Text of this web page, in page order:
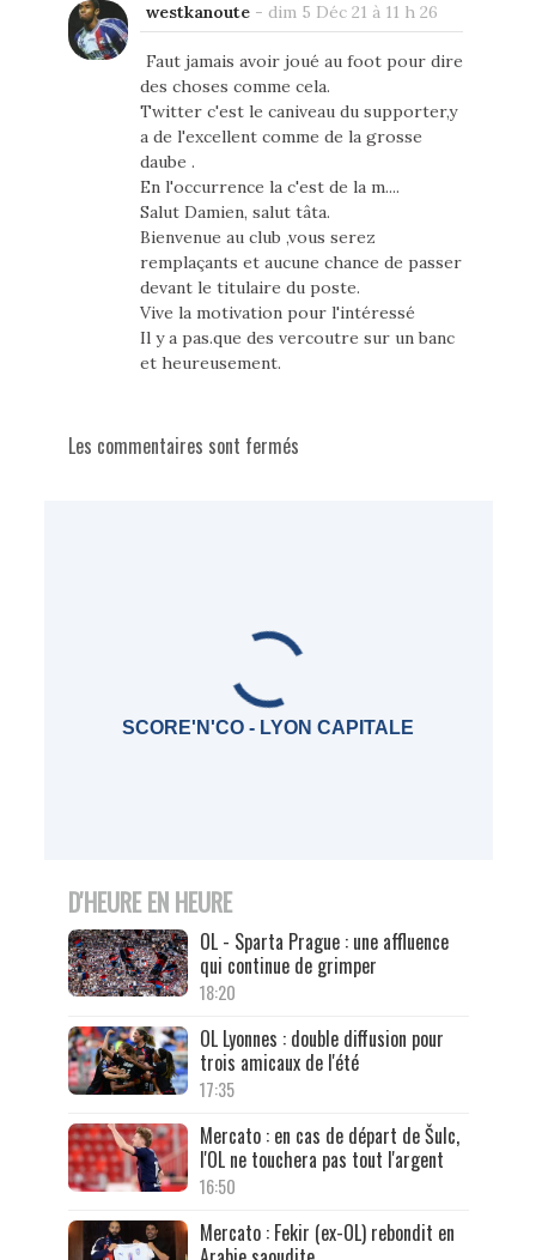
westkanoute- dim 5 Déc 21 à 11 h 26
Faut jamais avoir joué au foot pour dire
des choses comme cela.
Twitter c'est le caniveau du supporter,y
a de l'excellent comme de la grosse
daube .
En l'occurrence la c'est de la m....
Salut Damien, salut tâta.
Bienvenue au club ,vous serez
remplaçants et aucune chance de passer
devant le titulaire du poste.
Vive la motivation pour l'intéressé
Il y a pas.que des vercoutre sur un banc
et heureusement.
Les commentaires sont fermés
SCORE'N'CO - LYON CAPITALE
D'HEURE EN HEURE
OL - Sparta Prague : une affluence
qui continue de grimper
18:20
OL Lyonnes : double diffusion pour
trois amicaux de l'été
17:35
Mercato : en cas de départ de Šulc,
l'OL ne touchera pas tout l'argent
16:50
Mercato : Fekir (ex-OL) rebondit en